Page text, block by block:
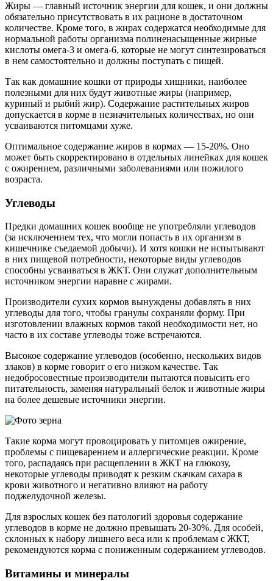
Жиры — главный источник энергии для кошек, и они должны
обязательно присутствовать в их рационе в достаточном
количестве. Кроме того, в жирах содержатся необходимые для
нормальной работы организма полиненасыщенные жирные
кислоты омега-3 и омега-6, которые не могут синтезироваться
в нем самостоятельно и должны поступать с пищей.
Так как домашние кошки от природы хищники, наиболее
полезными для них будут животные жиры (например,
куриный и рыбий жир). Содержание растительных жиров
допускается в корме в незначительных количествах, но они
усваиваются питомцами хуже.
Оптимальное содержание жиров в кормах — 15-20%. Оно
может быть скорректировано в отдельных линейках для кошек
с ожирением, различными заболеваниями или пожилого
возраста.
Углеводы
Предки домашних кошек вообще не употребляли углеводов
(за исключением тех, что могли попасть в их организм в
кишечнике съедаемой добычи). И хотя кошки не испытывают
в них пищевой потребности, некоторые виды углеводов
способны усваиваться в ЖКТ. Они служат дополнительным
источником энергии наравне с жирами.
Производители сухих кормов вынуждены добавлять в них
углеводы для того, чтобы гранулы сохраняли форму. При
изготовлении влажных кормов такой необходимости нет, но
часто в их составе углеводы тоже встречаются.
Высокое содержание углеводов (особенно, нескольких видов
злаков) в корме говорит о его низком качестве. Так
недобросовестные производители пытаются повысить его
питательность, заменяя натуральный белок и животные жиры
на более дешевые источники энергии.
Такие корма могут провоцировать у питомцев ожирение,
проблемы с пищеварением и аллергические реакции. Кроме
того, распадаясь при расщеплении в ЖКТ на глюкозу,
некоторые углеводы приводят к резким скачкам сахара в
крови животного и негативно влияют на работу
поджелудочной железы.
Для взрослых кошек без патологий здоровья содержание
углеводов в корме не должно превышать 20-30%. Для особей,
склонных к набору лишнего веса или к проблемам с ЖКТ,
рекомендуются корма с пониженным содержанием углеводов.
Витамины и минералы